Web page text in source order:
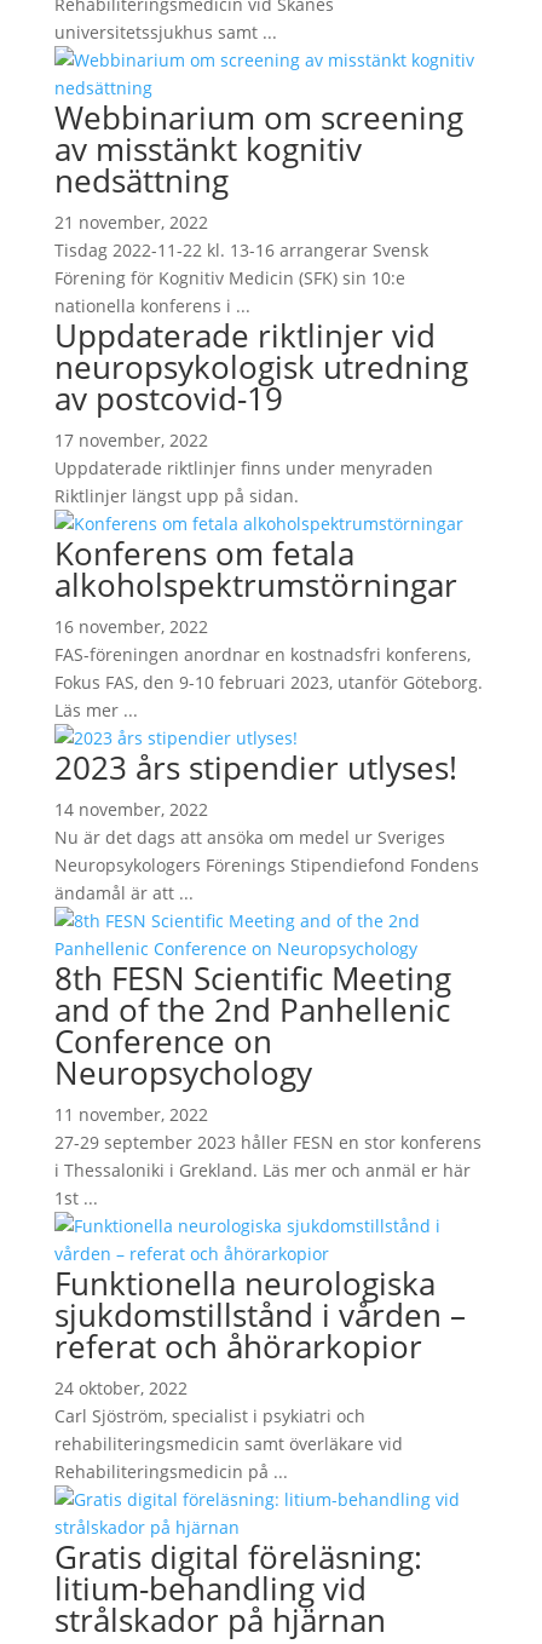
universitetssjukhus samt ...
Webbinarium om screening
av misstänkt kognitiv
nedsättning
21 november, 2022
Tisdag 2022-11-22 kl. 13-16 arrangerar Svensk
Förening för Kognitiv Medicin (SFK) sin 10:e
nationella konferens i ...
Uppdaterade riktlinjer vid
neuropsykologisk utredning
av postcovid-19
17 november, 2022
Uppdaterade riktlinjer finns under menyraden
Riktlinjer längst upp på sidan.
Konferens om fetala
alkoholspektrumstörningar
16 november, 2022
FAS-föreningen anordnar en kostnadsfri konferens,
Fokus FAS, den 9-10 februari 2023, utanför Göteborg.
Läs mer ...
2023 års stipendier utlyses!
14 november, 2022
Nu är det dags att ansöka om medel ur Sveriges
Neuropsykologers Förenings Stipendiefond Fondens
ändamål är att ...
8th FESN Scientific Meeting
and of the 2nd Panhellenic
Conference on
Neuropsychology
11 november, 2022
27-29 september 2023 håller FESN en stor konferens
i Thessaloniki i Grekland. Läs mer och anmäl er här
1st ...
Funktionella neurologiska
sjukdomstillstånd i vården –
referat och åhörarkopior
24 oktober, 2022
Carl Sjöström, specialist i psykiatri och
rehabiliteringsmedicin samt överläkare vid
Rehabiliteringsmedicin på ...
Gratis digital föreläsning:
litium-behandling vid
strålskador på hjärnan